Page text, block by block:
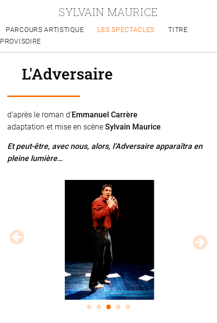
SYLVAIN MAURICE
PARCOURS ARTISTIQUE LES SPECTACLES
TITRE
PROVISOIRE
L'Adversaire
d'après le roman d'Emmanuel Carrère
adaptation et mise en scène Sylvain Maurice
Et peut-être, avec nous, alors, l’Adversaire apparaîtra en
pleine lumière…